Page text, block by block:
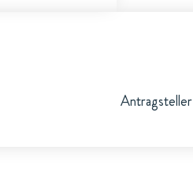
Antragsteller